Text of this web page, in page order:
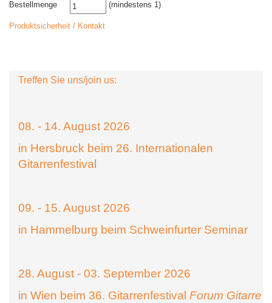
Bestellmenge (mindestens 1)
Produktsicherheit / Kontakt
Treffen Sie uns/join us:
08. - 14. August 2026
in Hersbruck beim 26. Internationalen
Gitarrenfestival
09. - 15. August 2026
in Hammelburg beim Schweinfurter Seminar
28. August - 03. September 2026
in Wien beim 36. Gitarrenfestival Forum Gitarre